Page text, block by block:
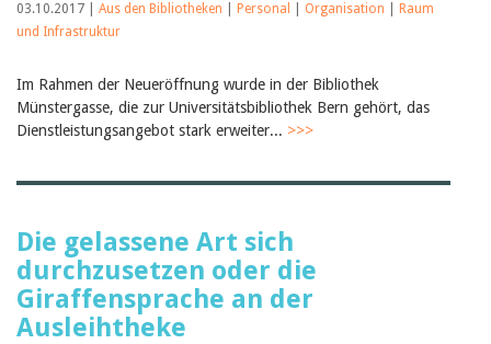
03.10.2017 | Aus den Bibliotheken Personal Organisation
Raum
und Infrastruktur
Im Rahmen der Neueröffnung wurde in der Bibliothek
Münstergasse, die zur Universitätsbibliothek Bern gehört, das
Dienstleistungsangebot stark erweiter... >>>
Die gelassene Art sich
durchzusetzen oder die
Giraffensprache an der
Ausleihtheke